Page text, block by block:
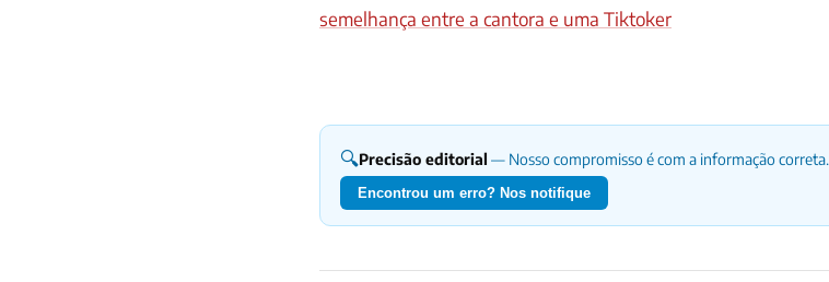
semelhança entre a cantora e uma Tiktoker
🔍Precisão editorial — Nosso compromisso é com a informação correta.
Encontrou um erro? Nos notifique